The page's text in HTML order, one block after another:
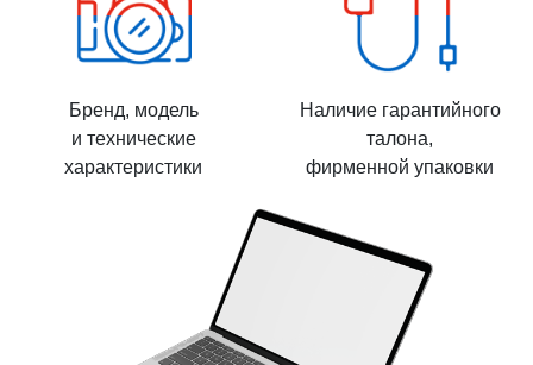
Бренд, модель
и технические
характеристики
Наличие гарантийного
талона,
фирменной упаковки